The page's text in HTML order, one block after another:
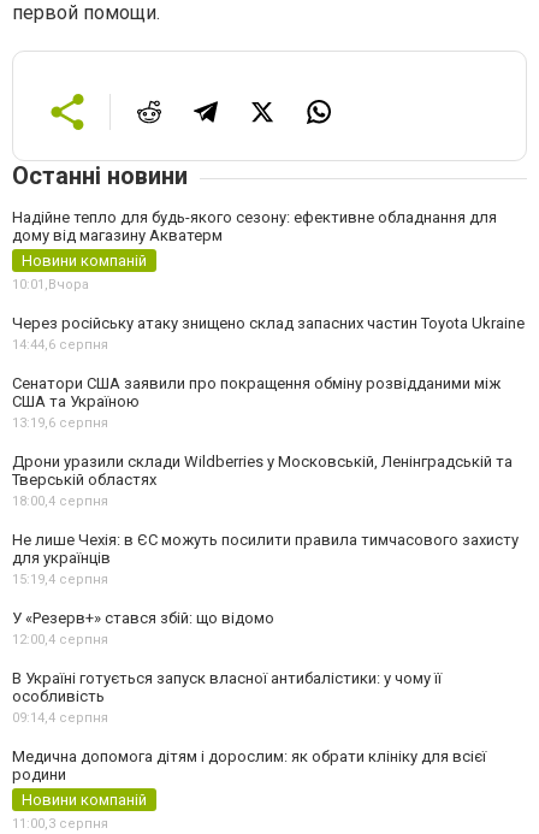
первой помощи.
Останні новини
Надійне тепло для будь-якого сезону: ефективне обладнання для
дому від магазину Акватерм
Новини компаній
10:01, Вчора
Через російську атаку знищено склад запасних частин Toyota Ukraine
14:44,6 серпня
Сенатори США заявили про покращення обміну розвідданими між
США та Україною
13:19,6 серпня
Дрони уразили склади Wildberries у Московській, Ленінградській та
Тверській областях
18:00,4 серпня
Не лише Чехія: в ЄС можуть посилити правила тимчасового захисту
для українців
15:19,4 серпня
У «Резерв+» стався збій: що відомо
12:00,4 серпня
В Україні готується запуск власної антибалістики: у чому її
особливість
09:14,4 серпня
Медична допомога дітям і дорослим: як обрати клініку для всієї
родини
Новини компаній
11:00,3 серпня